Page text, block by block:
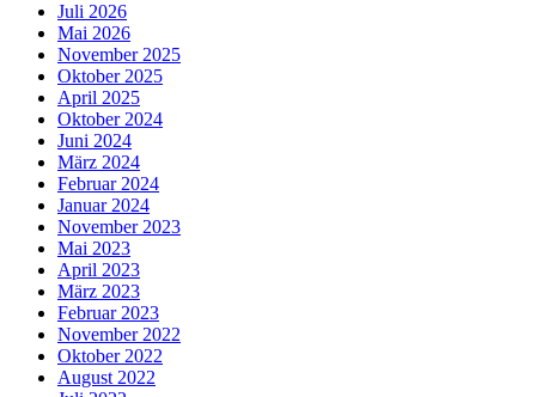
Juli 2026
Mai 2026
November 2025
Oktober 2025
April 2025
Oktober 2024
Juni 2024
März 2024
Februar 2024
Januar 2024
November 2023
Mai 2023
April 2023
März 2023
Februar 2023
November 2022
Oktober 2022
August 2022